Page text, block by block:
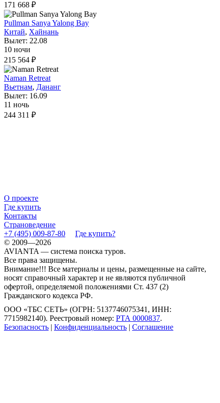
171 668 ₽
Pullman Sanya Yalong Bay
Китай, Хайнань
Вылет: 22.08
10 ночи
215 564 ₽
Naman Retreat
Вьетнам, Дананг
Вылет: 16.09
11 ночь
244 311 ₽
О проекте
Где купить
Контакты
Страноведение
+7 (495) 009-87-80
Где купить?
© 2009—2026
AVIANTA — система поиска туров.
Все права защищены.
Внимание!!! Все материалы и цены, размещенные на сайте,
носят справочный характер и не являются публичной
офертой, определяемой положениями Ст. 437 (2)
Гражданского кодекса РФ.
ООО «ТБС СЕТЬ» (ОГРН: 5137746075341, ИНН:
7715982140). Реестровый номер: РТА 0000837.
Безопасность | Конфиденциальность | Соглашение